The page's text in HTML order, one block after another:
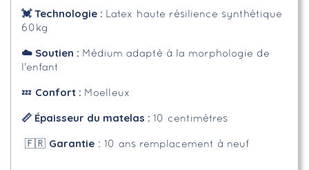
💓Technologie : Latex haute résilience synthétique
60kg
☁️ Soutien : Médium adapté à la morphologie de
l'enfant
💤 Confort : Moelleux
📏 Épaisseur du matelas : 10 centimètres
🇫🇷 Garantie : 10 ans remplacement à neuf